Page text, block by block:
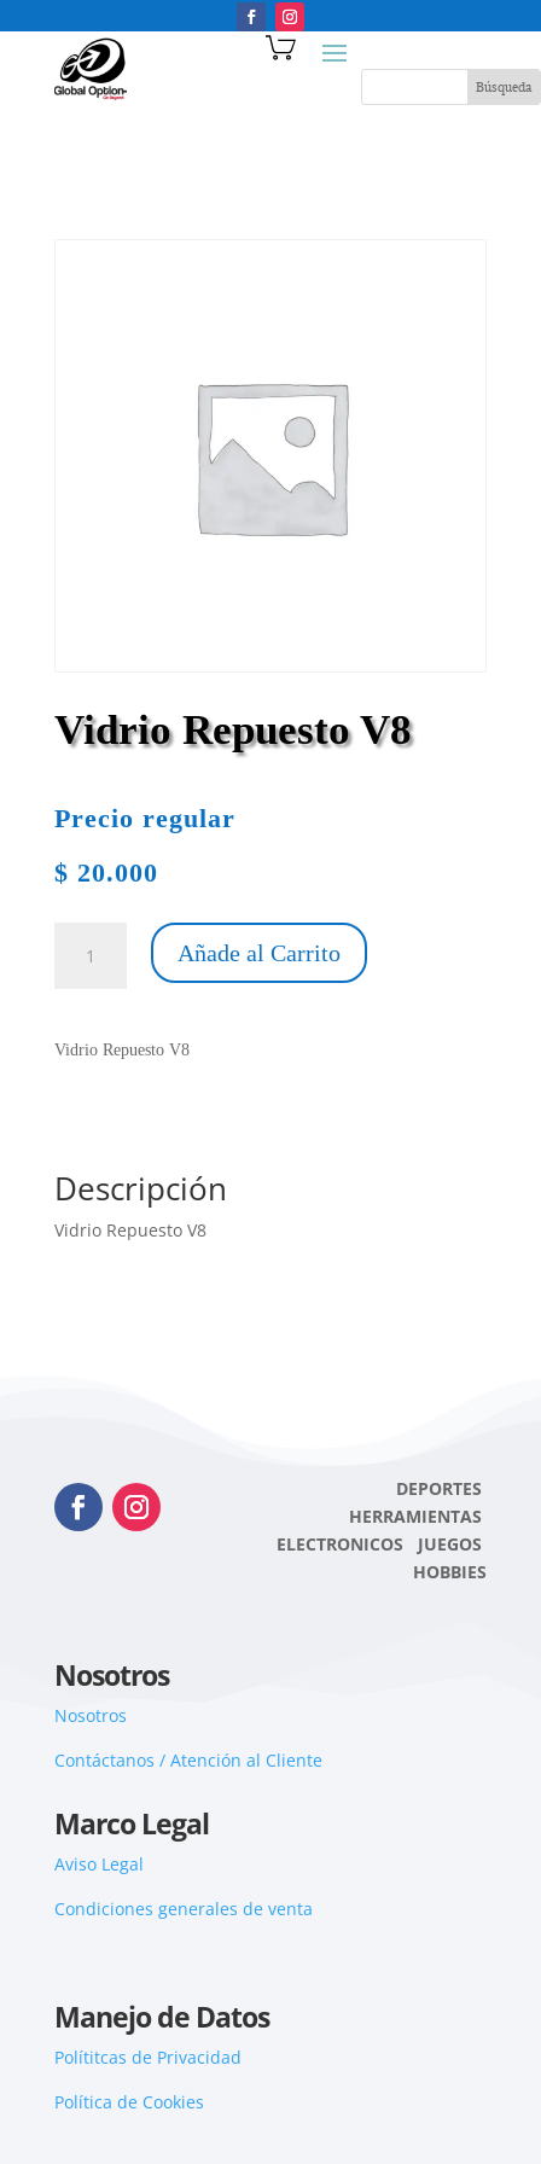
Vidrio Repuesto V8
Precio regular
$ 20.000
Repuesto
Añade al Carrito
Vidrio Repuesto V8
Descripción
Vidrio Repuesto V8
DEPORTES
HERRAMIENTAS
ELECTRONICOS JUEGOS
HOBBIES
Nosotros
Nosotros
Contáctanos / Atención al Cliente
Marco Legal
Aviso Legal
Condiciones generales de venta
Manejo de Datos
Polítitcas de Privacidad
Política de Cookies